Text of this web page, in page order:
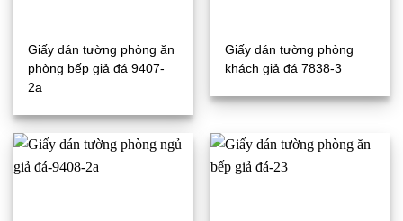
Giấy dán tường phòng ăn
phòng bếp giả đá 9407-
2a
Giấy dán tường phòng
khách giả đá 7838-3